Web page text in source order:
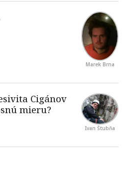
Marek Brna
Ivan Štubňa